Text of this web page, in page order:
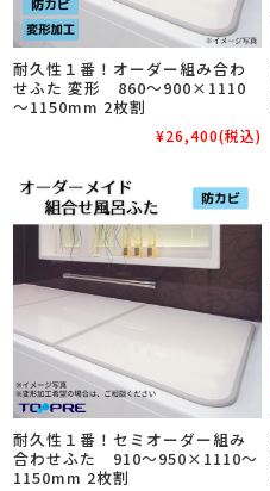
耐久性１番！オーダー組み合わ
せふた 変形 860～900×1110
～1150mm 2枚割
¥26,400(税込)
耐久性１番！セミオーダー組み
合わせふた 910～950×1110～
1150mm 2枚割